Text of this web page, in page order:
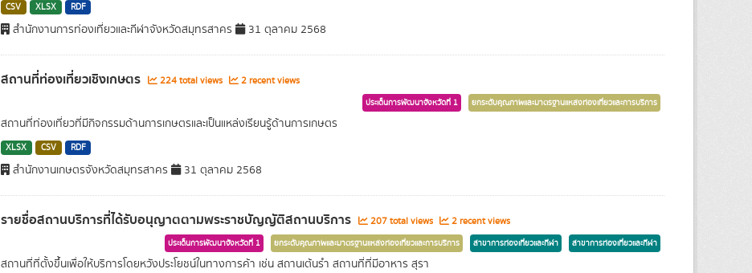
CSV XLSX RDF
สำนักงานการท่องเที่ยวและกีฬาจังหวัดสมุทรสาคร 31 ตุลาคม 2568
สถานที่ท่องเที่ยวเชิงเกษตร 224 total views 2 recent views
ประเด็นการพัฒนาจังหวัดที่ 1 ยกระดับคุณภาพและมาตรฐานแหล่งท่องเที่ยวและการบริการ
สถานที่ท่องเที่ยวที่มีกิจกรรมด้านการเกษตรและเป็นแหล่งเรียนรู้ด้านการเกษตร
XLSX CSV RDF
สำนักงานเกษตรจังหวัดสมุทรสาคร 31 ตุลาคม 2568
รายชื่อสถานบริการที่ได้รับอนุญาตตามพระราชบัญญัติสถานบริการ 207 total views 2 recent views
ประเด็นการพัฒนาจังหวัดที่ 1 ยกระดับคุณภาพและมาตรฐานแหล่งท่องเที่ยวและการบริการ สาขาการท่องเที่ยวและกีฬา สาขาการท่องเที่ยวและกีฬา
สถานที่ที่ตั้งขึ้นเพื่อให้บริการโดยหวังประโยชน์ในทางการค้า เช่น สถานเต้นรำ สถานที่ที่มีอาหาร สุรา